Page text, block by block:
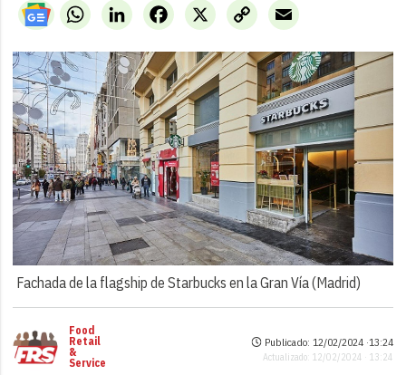
WhatsAppLinkedIn X
Facebook
Copy
Link
Email
Fachada de la flagship de Starbucks en la Gran Vía (Madrid)
Food
Retail
&
Service
Publicado: 12/02/2024 ·13:24
Actualizado: 12/02/2024 · 13:24